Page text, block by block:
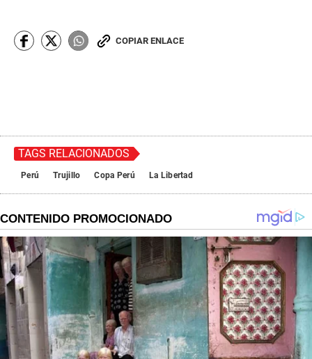
COPIAR ENLACE
TAGS RELACIONADOS
Perú Trujillo Copa Perú La Libertad